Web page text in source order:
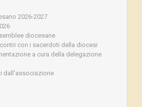
2026-2027
diocesane
con i sacerdoti della diocesi
a cura della delegazione
dall'associazione